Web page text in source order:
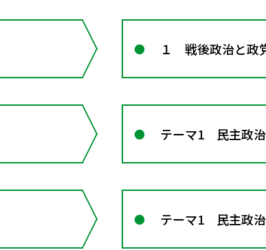
１ 戦後政治と政
テーマ1 民主政
テーマ1 民主政